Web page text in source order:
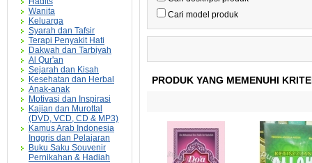
Wanita
Keluarga
Syarah dan Tafsir
Terapi Penyakit Hati
Dakwah dan Tarbiyah
Al Qur'an
Sejarah dan Kisah
Kesehatan dan Herbal
Anak-anak
Motivasi dan Inspirasi
Kajian dan Murottal
(DVD, VCD, CD & MP3)
Kamus Arab Indonesia
Inggris dan Pelajaran
Buku Saku Souvenir
Pernikahan & Hadiah
Cari model produk
PRODUK YANG MEMENUHI